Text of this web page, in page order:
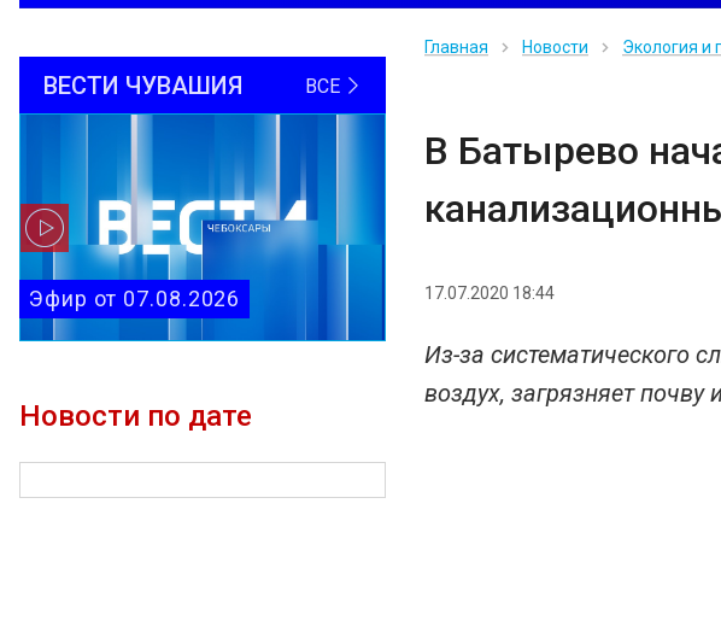
ВЕСТИ ЧУВАШИЯ ВСЕ
Эфир от 07.08.2026
Новости по дате
Главная Новости Экология и
В Батырево
17.07.2020 18:44
Из-за систематического
воздух, загрязняет почву